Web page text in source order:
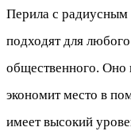
Перила с радиусным
подходят для
общественного. Оно
экономит место в
имеет высокий